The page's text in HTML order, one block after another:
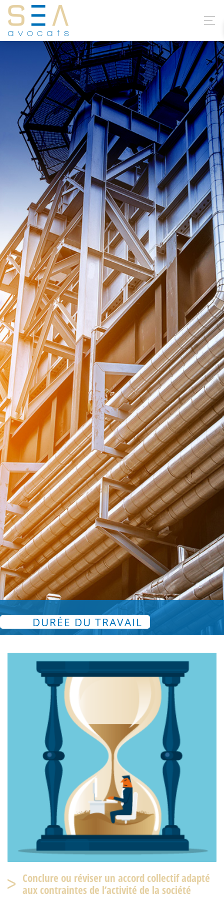
DURÉE DU TRAVAIL
Conclure ou réviser un accord collectif adapté
aux contraintes de l’activité de la société